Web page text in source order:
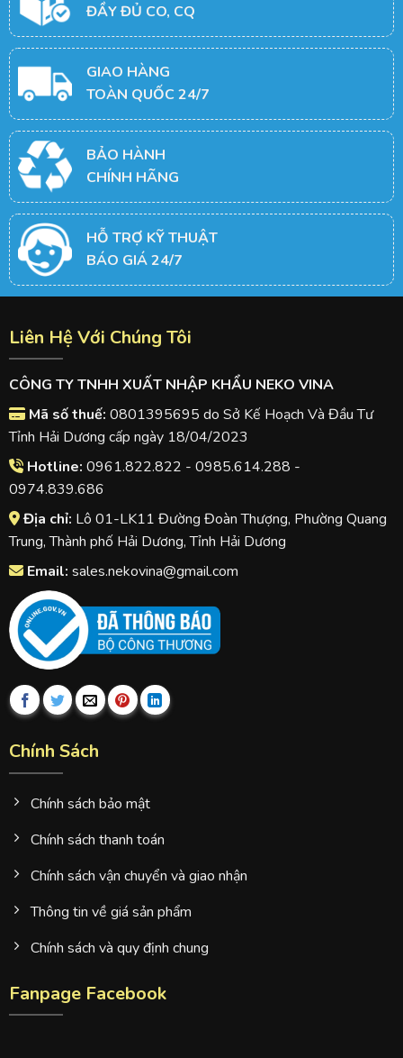
ĐẦY ĐỦ CO, CQ
GIAO HÀNG
TOÀN QUỐC 24/7
BẢO HÀNH
CHÍNH HÃNG
HỖ TRỢ KỸ THUẬT
BÁO GIÁ 24/7
Liên Hệ Với Chúng Tôi
CÔNG TY TNHH XUẤT NHẬP KHẨU NEKO VINA
Mã số thuế: 0801395695 do Sở Kế Hoạch Và Đầu Tư
Tỉnh Hải Dương cấp ngày 18/04/2023
Hotline: 0961.822.822 - 0985.614.288 -
0974.839.686
Địa chỉ: Lô 01-LK11 Đường Đoàn Thượng, Phường Quang
Trung, Thành phố Hải Dương, Tỉnh Hải Dương
Email: sales.nekovina@gmail.com
Chính Sách
Chính sách bảo mật
Chính sách thanh toán
Chính sách vận chuyển và giao nhận
Thông tin về giá sản phẩm
Chính sách và quy định chung
Fanpage Facebook